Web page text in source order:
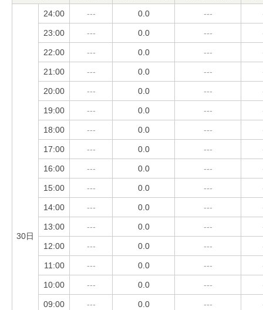
30日
24:00 --- 0.0 ---
23:00 --- 0.0 ---
22:00 --- 0.0 ---
21:00 --- 0.0 ---
20:00 --- 0.0 ---
19:00 --- 0.0 ---
18:00 --- 0.0 ---
17:00 --- 0.0 ---
16:00 --- 0.0 ---
15:00 --- 0.0 ---
14:00 --- 0.0 ---
13:00 --- 0.0 ---
12:00 --- 0.0 ---
11:00 --- 0.0 ---
10:00 --- 0.0 ---
09:00 --- 0.0 ---